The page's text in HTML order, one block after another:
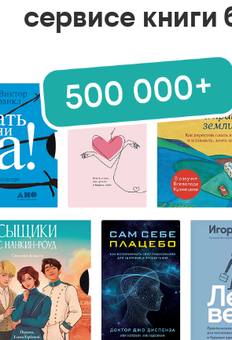
сервисе книги